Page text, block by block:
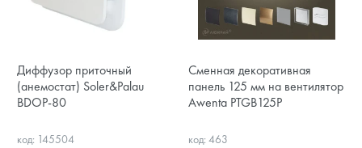
Диффузор приточный
(анемостат) Soler&Palau
BDOP-80
код: 145504
Сменная декоративная
панель 125 мм на вентилятор
Awenta PTGB125P
код: 463